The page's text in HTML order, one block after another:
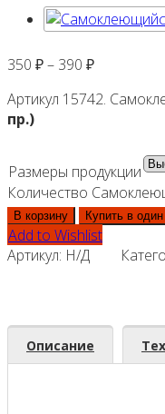
350 ₽– 390 ₽
Артикул 15742.
пр.)
Размеры продукции
Количество
В корзину Купить в
Add to Wishlist
Артикул: Н/Д
Описание